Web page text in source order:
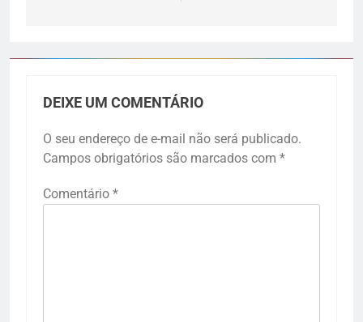
DEIXE UM COMENTÁRIO
O seu endereço de e-mail não será publicado.
Campos obrigatórios são marcados com *
Comentário *